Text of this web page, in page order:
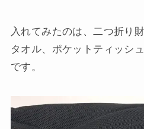
入れてみたのは、二つ折り
タオル、ポケットティッシ
です。